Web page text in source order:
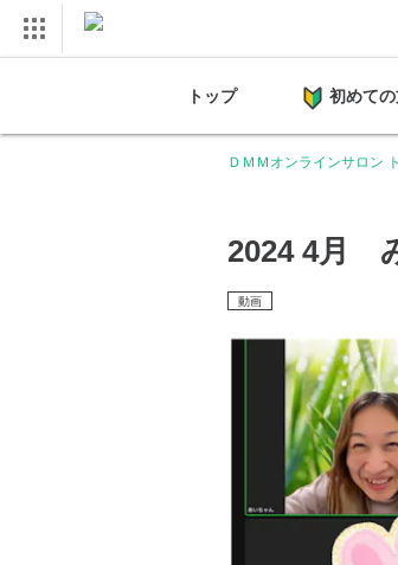
トップ 初めて
ＤＭＭオンラインサロン
2024 4月
動画